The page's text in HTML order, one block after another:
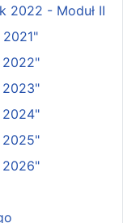
2022 - Moduł II
2022"
2023"
2024"
2025"
2026"